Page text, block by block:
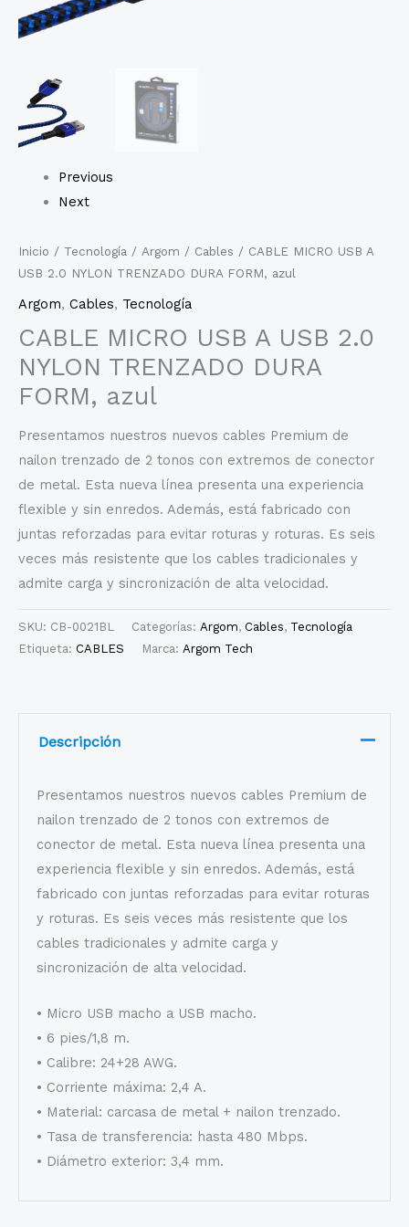
Previous
Next
Inicio / Tecnología / Argom / Cables / CABLE MICRO USB A
USB 2.0 NYLON TRENZADO DURA FORM, azul
Argom, Cables, Tecnología
CABLE MICRO USB A USB 2.0
NYLON TRENZADO DURA
FORM, azul
Presentamos nuestros nuevos cables Premium de
nailon trenzado de 2 tonos con extremos de conector
de metal. Esta nueva línea presenta una experiencia
flexible y sin enredos. Además, está fabricado con
juntas reforzadas para evitar roturas y roturas. Es seis
veces más resistente que los cables tradicionales y
admite carga y sincronización de alta velocidad.
SKU: CB-0021BL Categorías: Argom, Cables, Tecnología
Etiqueta: CABLES Marca: Argom Tech
Descripción
Presentamos nuestros nuevos cables Premium de
nailon trenzado de 2 tonos con extremos de
conector de metal. Esta nueva línea presenta una
experiencia flexible y sin enredos. Además, está
fabricado con juntas reforzadas para evitar roturas
y roturas. Es seis veces más resistente que los
cables tradicionales y admite carga y
sincronización de alta velocidad.
• Micro USB macho a USB macho.
• 6 pies/1,8 m.
• Calibre: 24+28 AWG.
• Corriente máxima: 2,4 A.
• Material: carcasa de metal + nailon trenzado.
• Tasa de transferencia: hasta 480 Mbps.
• Diámetro exterior: 3,4 mm.